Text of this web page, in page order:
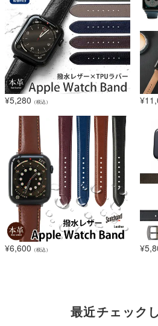
¥5,280 （税込） ¥
¥6,600 （税込） ¥
最近チェック